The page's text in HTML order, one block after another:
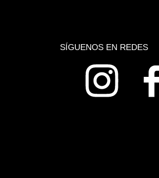
SÍGUENOS EN REDES